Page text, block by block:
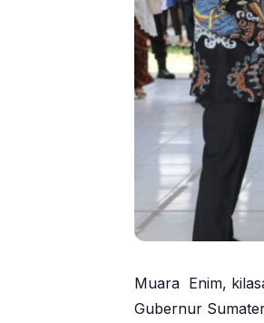
Muara Enim,
Gubernur